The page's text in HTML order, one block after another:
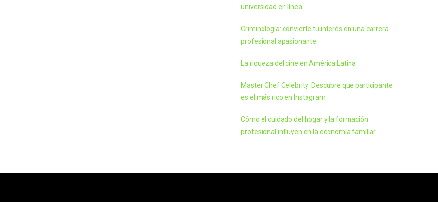
universidad en línea
Criminología: convierte tu interés en una carrera
profesional apasionante
La riqueza del cine en América Latina
Master Chef Celebrity: Descubre que participante
es el más rico en Instagram
Cómo el cuidado del hogar y la formación
profesional influyen en la economía familiar